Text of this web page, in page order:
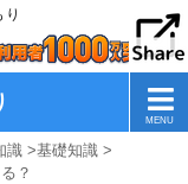
識 >基礎知識 >
？